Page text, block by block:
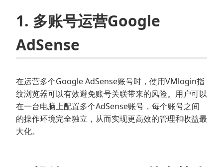
1. 多账号运营Google
AdSense
在运营多个Google AdSense账号时，使用VMlogin指
纹浏览器可以有效避免账号关联带来的风险。用户可以
在一台电脑上配置多个AdSense账号，每个账号之间
的操作环境完全独立，从而实现更高效的管理和收益最
大化。